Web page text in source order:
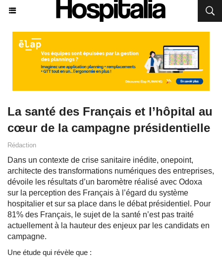
La santé des Français et l’hôpital au
cœur de la campagne présidentielle
Rédaction
Dans un contexte de crise sanitaire inédite, onepoint,
architecte des transformations numériques des entreprises,
dévoile les résultats d’un baromètre réalisé avec Odoxa
sur la perception des Français à l’égard du système
hospitalier et sur sa place dans le débat présidentiel. Pour
81% des Français, le sujet de la santé n’est pas traité
actuellement à la hauteur des enjeux par les candidats en
campagne.
Une étude qui révèle que :